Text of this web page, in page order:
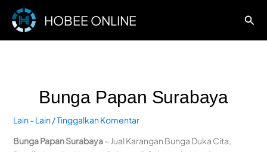
Lewati
konten
HOBEE ONLINE Cari
Bunga Papan Surabaya
Lain - Lain/Tinggalkan Komentar
Bunga Papan Surabaya– Jual Karangan Bunga Duka Cita,